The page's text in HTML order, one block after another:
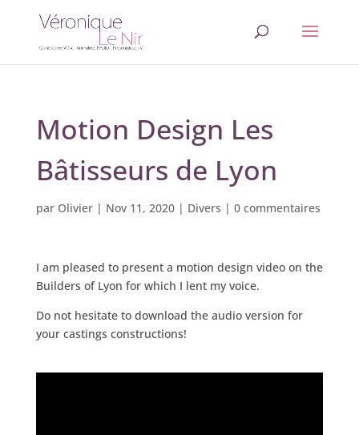
Motion Design Les
Bâtisseurs de Lyon
par Olivier| Nov 11, 2020| Divers | 0 commentaires
I am pleased to present a motion design video on the
Builders of Lyon for which I lent my voice.
Do not hesitate to download the audio version for
your castings constructions!